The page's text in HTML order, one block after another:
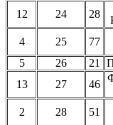
12
24 28
4
25 77
5
26 21
13
27 46
2
28 51